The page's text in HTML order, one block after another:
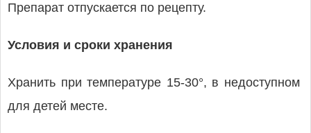
Препарат отпускается по рецепту.
Условия и сроки хранения
Хранить при температуре 15-30°, в недоступном
для детей месте.